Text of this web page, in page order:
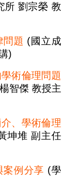
所 劉宗榮 教
問題 (國立成
)
術倫理問題
智傑 教授主
、學術倫理
坤堆 副主任
案例分享 (學